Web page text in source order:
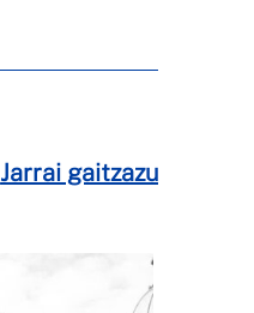
Jarrai gaitzazu